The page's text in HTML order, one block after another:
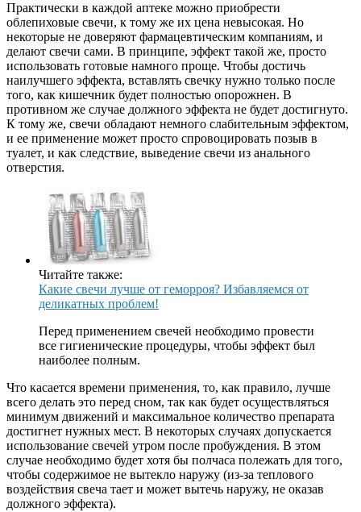
Практически в каждой аптеке можно приобрести
облепиховые свечи, к тому же их цена невысокая. Но
некоторые не доверяют фармацевтическим компаниям, и
делают свечи сами. В принципе, эффект такой же, просто
использовать готовые намного проще. Чтобы достичь
наилучшего эффекта, вставлять свечку нужно только после
того, как кишечник будет полностью опорожнен. В
противном же случае должного эффекта не будет достигнуто.
К тому же, свечи обладают немного слабительным эффектом,
и ее применение может просто спровоцировать позыв в
туалет, и как следствие, выведение свечи из анального
отверстия.
Читайте также:
Какие свечи лучше от геморроя? Избавляемся от
деликатных проблем!
Перед применением свечей необходимо провести
все гигиенические процедуры, чтобы эффект был
наиболее полным.
Что касается времени применения, то, как правило, лучше
всего делать это перед сном, так как будет осуществляться
минимум движений и максимальное количество препарата
достигнет нужных мест. В некоторых случаях допускается
использование свечей утром после пробуждения. В этом
случае необходимо будет хотя бы полчаса полежать для того,
чтобы содержимое не вытекло наружу (из-за теплового
воздействия свеча тает и может вытечь наружу, не оказав
должного эффекта).